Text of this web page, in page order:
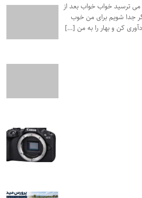
ترسید خواب خواب بعد از
جدا شویم برای من خوب
کن و بهار را به من […]